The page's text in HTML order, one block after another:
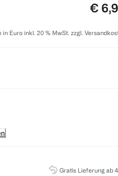
€
in Euro inkl. 20 % MwSt. zzgl.
Gratis Lieferung ab